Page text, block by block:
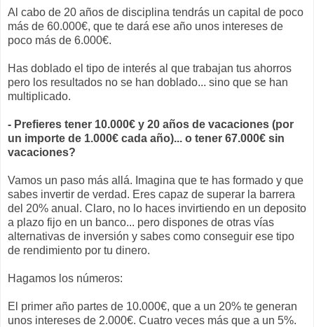
Al cabo de 20 años de disciplina tendrás un capital de poco
más de 60.000€, que te dará ese año unos intereses de
poco más de 6.000€.
Has doblado el tipo de interés al que trabajan tus ahorros
pero los resultados no se han doblado... sino que se han
multiplicado.
- Prefieres tener 10.000€ y 20 años de vacaciones (por
un importe de 1.000€ cada año)... o tener 67.000€ sin
vacaciones?
Vamos un paso más allá. Imagina que te has formado y que
sabes invertir de verdad. Eres capaz de superar la barrera
del 20% anual. Claro, no lo haces invirtiendo en un deposito
a plazo fijo en un banco... pero dispones de otras vías
alternativas de inversión y sabes como conseguir ese tipo
de rendimiento por tu dinero.
Hagamos los números:
El primer año partes de 10.000€, que a un 20% te generan
unos intereses de 2.000€. Cuatro veces más que a un 5%.